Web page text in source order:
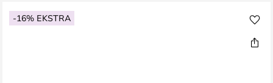
-16% EKSTRA
Gå
til